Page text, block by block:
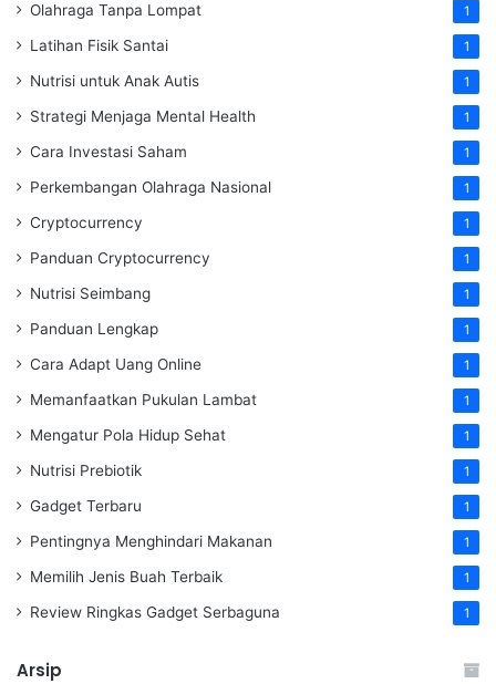
Olahraga Tanpa Lompat 1
Latihan Fisik Santai 1
Nutrisi untuk Anak Autis 1
Strategi Menjaga Mental Health 1
Cara Investasi Saham 1
Perkembangan Olahraga Nasional 1
Cryptocurrency 1
Panduan Cryptocurrency 1
Nutrisi Seimbang 1
Panduan Lengkap 1
Cara Adapt Uang Online 1
Memanfaatkan Pukulan Lambat 1
Mengatur Pola Hidup Sehat 1
Nutrisi Prebiotik 1
Gadget Terbaru 1
Pentingnya Menghindari Makanan 1
Memilih Jenis Buah Terbaik 1
Review Ringkas Gadget Serbaguna 1
Arsip